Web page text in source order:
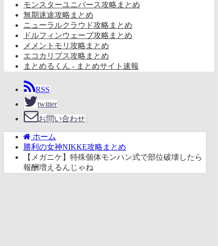
モンスターユニバース攻略まとめ
無期迷途攻略まとめ
ニューラルクラウド攻略まとめ
ドルフィンウェーブ攻略まとめ
メメントモリ攻略まとめ
エコカリプス攻略まとめ
まとめるくん - まとめサイト速報
RSS
twitter
お問い合わせ
ホーム
勝利の女神NIKKE攻略まとめ
【メガニケ】特殊個体モンハン式で部位破壊したら
報酬増えるんじゃね